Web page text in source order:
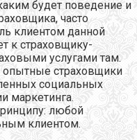
будет поведение и
часто
клиентом данной
к страховщику-
услугами там.
страховщики
социальных
маркетинга.
любой
клиентом.